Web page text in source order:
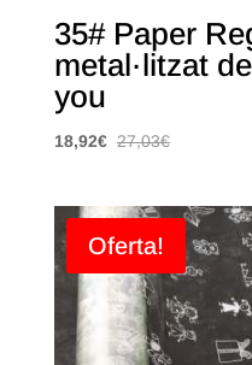
35# Paper
metal·litzat
you
18,92€ 27,03€
Oferta!